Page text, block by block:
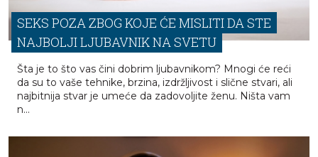
SEKS POZA ZBOG KOJE ĆE MISLITI DA STE
NAJBOLJI LJUBAVNIK NA SVETU
Šta je to što vas čini dobrim ljubavnikom? Mnogi će reći
da su to vaše tehnike, brzina, izdržljivost i slične stvari, ali
najbitnija stvar je umeće da zadovoljite ženu. Ništa vam
n...